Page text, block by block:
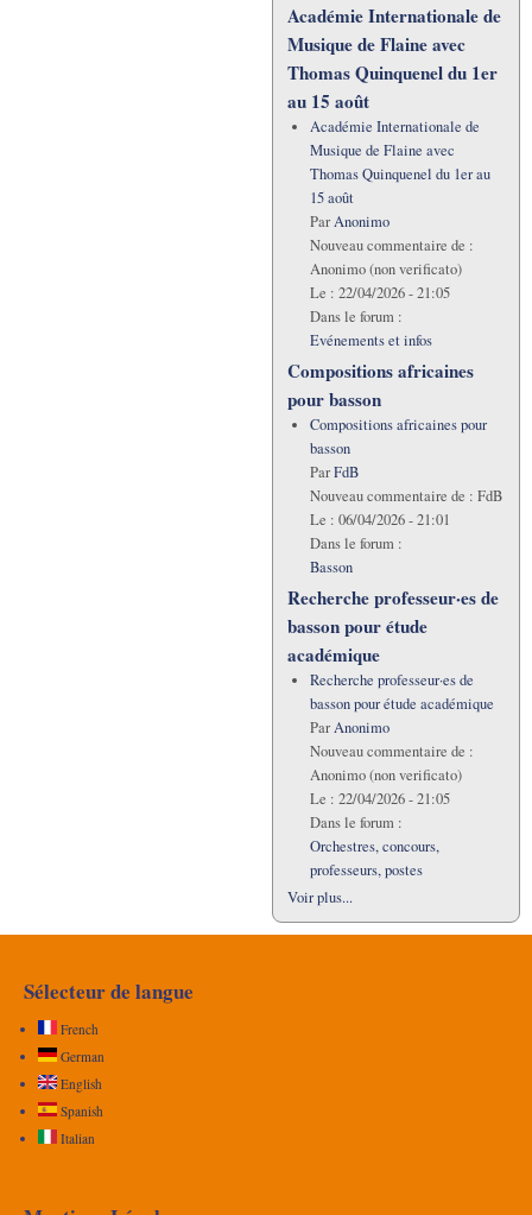
Académie Internationale de
Musique de Flaine avec
Thomas Quinquenel du 1er
au 15 août
Académie Internationale de
Musique de Flaine avec
Thomas Quinquenel du 1er au
15 août
ParAnonimo
Nouveau commentaire de :
Anonimo (non verificato)
Le : 22/04/2026 - 21:05
Dans le forum :
Evénements et infos
Compositions africaines
pour basson
Compositions africaines pour
basson
ParFdB
Nouveau commentaire de : FdB
Le : 06/04/2026 - 21:01
Dans le forum :
Basson
Recherche professeur·es de
basson pour étude
académique
Recherche professeur·es de
basson pour étude académique
ParAnonimo
Nouveau commentaire de :
Anonimo (non verificato)
Le : 22/04/2026 - 21:05
Dans le forum :
Orchestres, concours,
professeurs, postes
Voir plus...
Sélecteur de langue
French
German
English
Spanish
Italian